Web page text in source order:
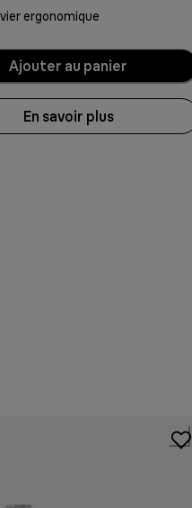
ergonomique
Ajouter au panier
En savoir plus